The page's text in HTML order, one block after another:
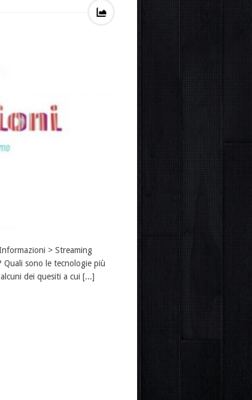
> Streaming
sono le tecnologie più
dei quesiti a cui [...]